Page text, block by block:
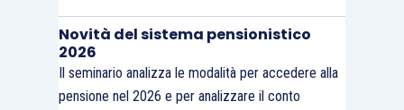
Novità del sistema pensionistico
2026
Il seminario analizza le modalità per accedere alla
pensione nel 2026 e per analizzare il conto